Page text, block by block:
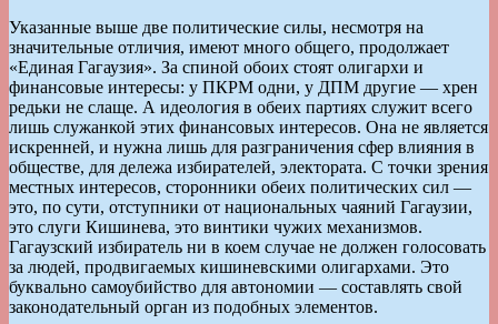
Указанные выше две политические силы, несмотря на
значительные отличия, имеют много общего, продолжает
«Единая Гагаузия». За спиной обоих стоят олигархи и
финансовые интересы: у ПКРМ одни, у ДПМ другие — хрен
редьки не слаще. А идеология в обеих партиях служит всего
лишь служанкой этих финансовых интересов. Она не является
искренней, и нужна лишь для разграничения сфер влияния в
обществе, для дележа избирателей, электората. С точки зрения
местных интересов, сторонники обеих политических сил —
это, по сути, отступники от национальных чаяний Гагаузии,
это слуги Кишинева, это винтики чужих механизмов.
Гагаузский избиратель ни в коем случае не должен голосовать
за людей, продвигаемых кишиневскими олигархами. Это
буквально самоубийство для автономии — составлять свой
законодательный орган из подобных элементов.